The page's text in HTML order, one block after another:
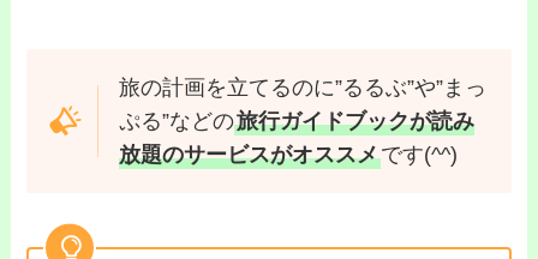
旅の計画を立てるのに”るるぶ”や”まっ
ぷる”などの旅行ガイドブックが読み
放題のサービスがオススメです(^^)